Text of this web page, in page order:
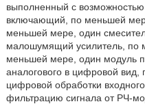
выполненный с возможностью
включающий, по меньшей
меньшей мере, один
малошумящий усилитель, по
меньшей мере, один модуль
аналогового в цифровой
цифровой обработки
фильтрацию сигнала от РЧ-